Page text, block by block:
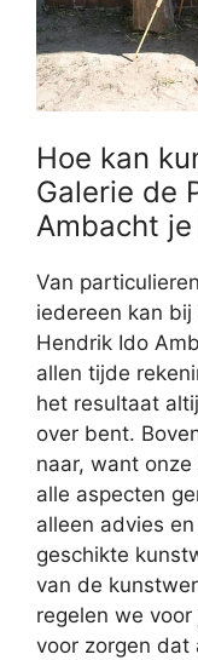
Hoe kan
Galerie de
Ambacht
Van
iedereen kan
Hendrik Ido
allen tijde
het resultaat
over bent.
naar, want
alle aspecten
alleen advies
geschikte
van de
regelen we
voor zorgen dat